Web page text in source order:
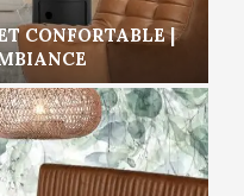
CONFORTABLE |